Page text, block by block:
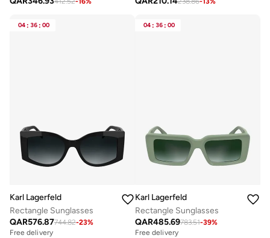
04 : 36 : 00
Karl Lagerfeld
Rectangle Sunglasses
QAR576.87744.82-23%
Free delivery
04 : 36 : 00
Karl Lagerfeld
Rectangle Sunglasses
QAR485.69783.51-39%
Free delivery